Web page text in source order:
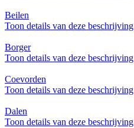
Beilen
Toon details van deze beschrijving
Borger
Toon details van deze beschrijving
Coevorden
Toon details van deze beschrijving
Dalen
Toon details van deze beschrijving